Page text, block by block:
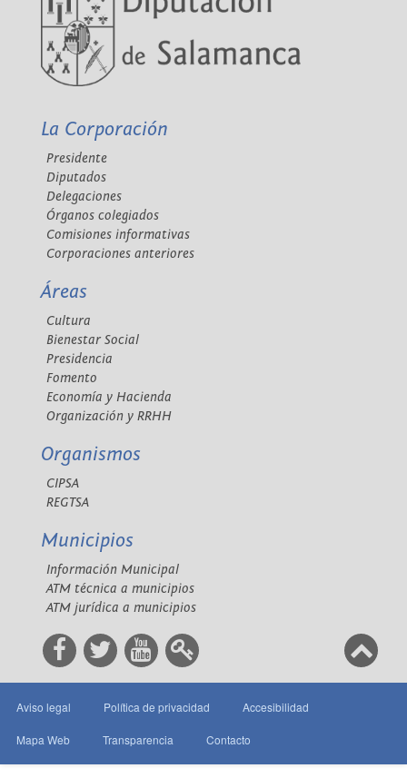
La Corporación
Presidente
Diputados
Delegaciones
Órganos colegiados
Comisiones informativas
Corporaciones anteriores
Áreas
Cultura
Bienestar Social
Presidencia
Fomento
Economía y Hacienda
Organización y RRHH
Organismos
CIPSA
REGTSA
Municipios
Información Municipal
ATM técnica a municipios
ATM jurídica a municipios
Aviso legal Política de privacidad Accesibilidad
Mapa Web Transparencia Contacto